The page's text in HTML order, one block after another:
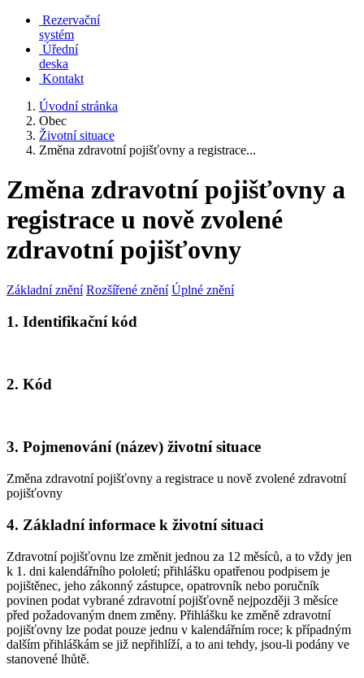
Rezervační
systém
Úřední
deska
Kontakt
Úvodní stránka
Obec
Životní situace
Změna zdravotní pojišťovny a registrace...
Změna zdravotní pojišťovny a
registrace u nově zvolené
zdravotní pojišťovny
Základní znění Rozšířené znění Úplné znění
1. Identifikační kód
2. Kód
3. Pojmenování (název) životní situace
Změna zdravotní pojišťovny a registrace u nově zvolené zdravotní
pojišťovny
4. Základní informace k životní situaci
Zdravotní pojišťovnu lze změnit jednou za 12 měsíců, a to vždy jen
k 1. dni kalendářního pololetí; přihlášku opatřenou podpisem je
pojištěnec, jeho zákonný zástupce, opatrovník nebo poručník
povinen podat vybrané zdravotní pojišťovně nejpozději 3 měsíce
před požadovaným dnem změny. Přihlášku ke změně zdravotní
pojišťovny lze podat pouze jednu v kalendářním roce; k případným
dalším přihláškám se již nepřihlíží, a to ani tehdy, jsou-li podány ve
stanovené lhůtě.